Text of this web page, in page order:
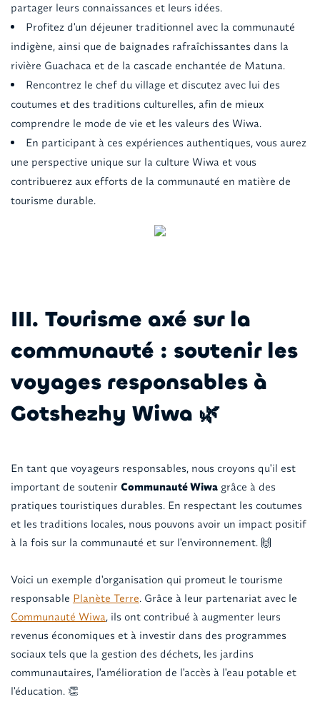
partager leurs connaissances et leurs idées.
Profitez d'un déjeuner traditionnel avec la communauté
indigène, ainsi que de baignades rafraîchissantes dans la
rivière Guachaca et de la cascade enchantée de Matuna.
Rencontrez le chef du village et discutez avec lui des
coutumes et des traditions culturelles, afin de mieux
comprendre le mode de vie et les valeurs des Wiwa.
En participant à ces expériences authentiques, vous aurez
une perspective unique sur la culture Wiwa et vous
contribuerez aux efforts de la communauté en matière de
tourisme durable.
III. Tourisme axé sur la
communauté : soutenir les
voyages responsables à
Gotshezhy Wiwa 🌿
En tant que voyageurs responsables, nous croyons qu'il est
important de soutenir Communauté Wiwagrâce à des
pratiques touristiques durables. En respectant les coutumes
et les traditions locales, nous pouvons avoir un impact positif
à la fois sur la communauté et sur l'environnement. 🙌
Voici un exemple d'organisation qui promeut le tourisme
responsable Planète Terre. Grâce à leur partenariat avec le
Communauté Wiwa, ils ont contribué à augmenter leurs
revenus économiques et à investir dans des programmes
sociaux tels que la gestion des déchets, les jardins
communautaires, l'amélioration de l'accès à l'eau potable et
l'éducation. 👏